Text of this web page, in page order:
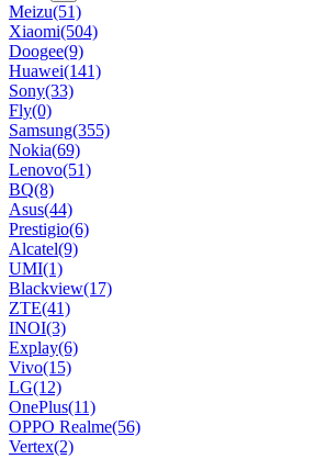
Meizu(51)
Xiaomi(504)
Doogee(9)
Huawei(141)
Sony(33)
Fly(0)
Samsung(355)
Nokia(69)
Lenovo(51)
BQ(8)
Asus(44)
Prestigio(6)
Alcatel(9)
UMI(1)
Blackview(17)
ZTE(41)
INOI(3)
Explay(6)
Vivo(15)
LG(12)
OnePlus(11)
OPPO Realme(56)
Vertex(2)